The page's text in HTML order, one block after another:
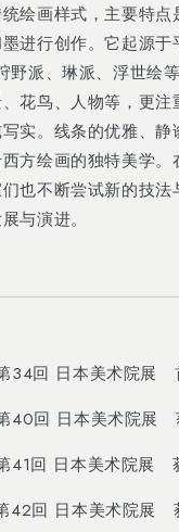
绘画样式，主要特点
进行创作。它起源于
野派、琳派、浮世绘
花鸟、人物等，更注
实。线条的优雅、静
方绘画的独特美学。
也不断尝试新的技
与演进。
回 日本美术院展
回 日本美术院展
回 日本美术院展
回 日本美术院展